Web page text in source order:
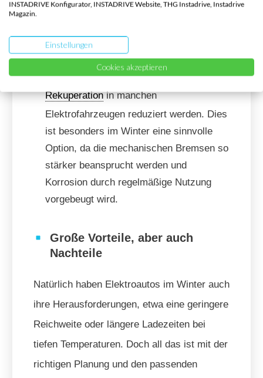
Rekuperationanpassen
Falls möglich, kann die Stärke der
Rekuperationin manchen
Elektrofahrzeugen reduziert werden. Dies
ist besonders im Winter eine sinnvolle
Option, da die mechanischen Bremsen so
stärker beansprucht werden und
Korrosion durch regelmäßige Nutzung
vorgebeugt wird.
Große Vorteile, aber auch
Nachteile
Natürlich haben Elektroautos im Winter auch
ihre Herausforderungen, etwa eine geringere
Reichweite oder längere Ladezeiten bei
tiefen Temperaturen. Doch all das ist mit der
richtigen Planung und den passenden
INSTADRIVE Konfigurator, INSTADRIVE Website, THG Instadrive, Instadrive
Magazin.
Einstellungen
Cookies akzeptieren